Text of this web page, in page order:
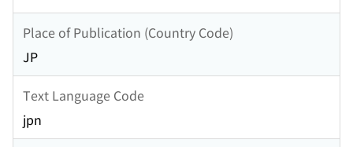
Place of Publication (Country Code)
JP
Text Language Code
jpn